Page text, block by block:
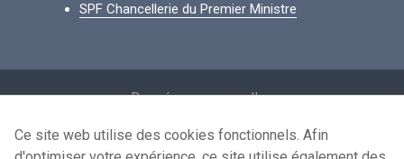
SPF Chancellerie du Premier Ministre
Données personnelles
Conditions de réutilisation
Ce site web utilise des cookies fonctionnels. Afin